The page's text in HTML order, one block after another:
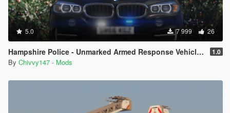
5.0 7 999 26
Hampshire Police - Unmarked Armed Response Vehicle - BMW X5 F15 [ELS] 1.0
By Chivvy147 - Mods